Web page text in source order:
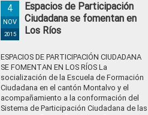
Espacios de Participación
Ciudadana se fomentan en
Los Ríos
4
NOV
2015
ESPACIOS DE PARTICIPACIÓN CIUDADANA
SE FOMENTAN EN LOS RÍOS La
socialización de la Escuela de Formación
Ciudadana en el cantón Montalvo y el
acompañamiento a la conformación del
Sistema de Participación Ciudadana de las